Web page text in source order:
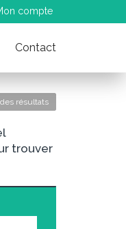
compte
Contact
résultats
trouver